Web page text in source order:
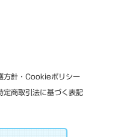
方針・Cookieポリシー
定商取引法に基づく表記